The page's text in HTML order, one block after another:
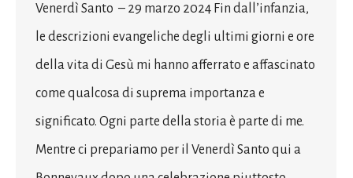
Venerdì Santo – 29 marzo 2024 Fin dall’infanzia,
le descrizioni evangeliche degli ultimi giorni e ore
della vita di Gesù mi hanno afferrato e affascinato
come qualcosa di suprema importanza e
significato. Ogni parte della storia è parte di me.
Mentre ci prepariamo per il Venerdì Santo qui a